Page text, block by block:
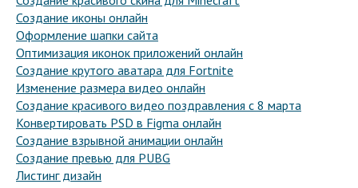
Создание иконы онлайн
Оформление шапки сайта
Оптимизация иконок приложений онлайн
Создание крутого аватара для Fortnite
Изменение размера видео онлайн
Создание красивого видео поздравления с 8 марта
Конвертировать PSD в Figma онлайн
Создание взрывной анимации онлайн
Создание превью для PUBG
Листинг дизайн